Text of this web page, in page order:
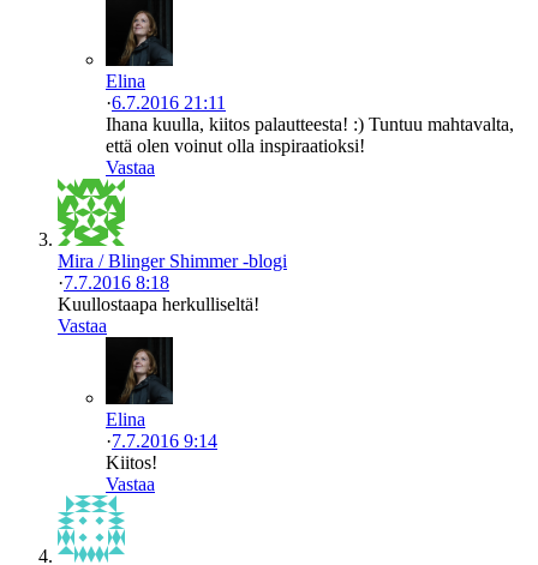
Elina
·6.7.2016 21:11
Ihana kuulla, kiitos palautteesta! :) Tuntuu mahtavalta,
että olen voinut olla inspiraatioksi!
Vastaa
Mira / Blinger Shimmer -blogi
·7.7.2016 8:18
Kuullostaapa herkulliseltä!
Vastaa
Elina
·7.7.2016 9:14
Kiitos!
Vastaa